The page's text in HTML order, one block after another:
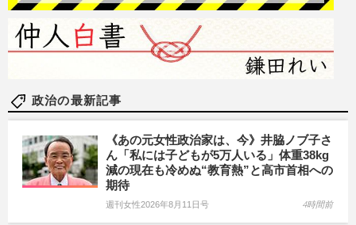
政治の最新記事
《あの元女性政治家は、今》井脇ノブ子さ
ん「私には子どもが5万人いる」体重38kg
減の現在も冷めぬ“教育熱”と高市首相への
期待
週刊女性2026年8月11日号 4時間前